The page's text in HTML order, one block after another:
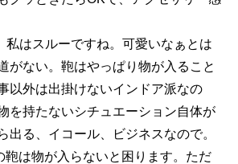
はスルーですね。可愛いなぁとは
がない。鞄はやっぱり物が入ること
以外は出掛けないインドア派なの
を持たないシチュエーション自体が
出る、イコール、ビジネスなので。
は物が入らないと困ります。ただ